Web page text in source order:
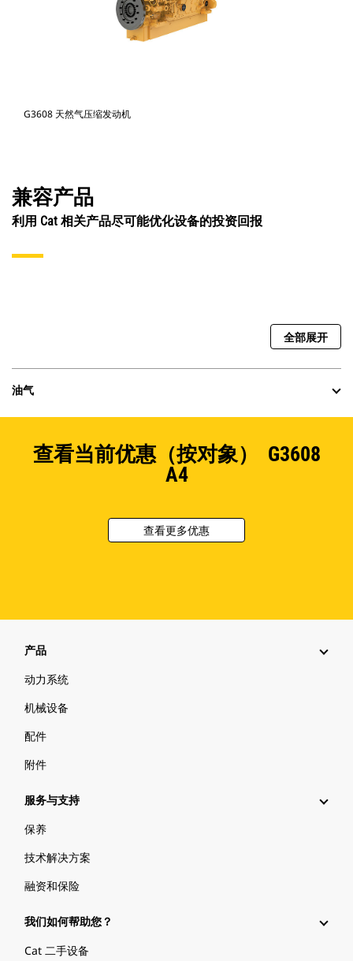
G3608 天然气压缩发动机
兼容产品
利用 Cat 相关产品尽可能优化设备的投资回报
全部展开
油气
查看当前优惠（按对象） G3608
A4
查看更多优惠
产品
动力系统
机械设备
配件
附件
服务与支持
保养
技术解决方案
融资和保险
我们如何帮助您？
Cat 二手设备